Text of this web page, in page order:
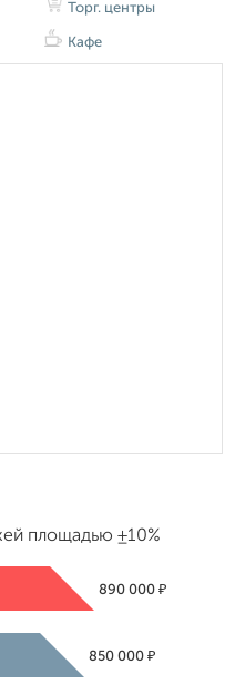
Торг. центры
Кафе
площадью ±10%
890 000 ₽
850 000₽